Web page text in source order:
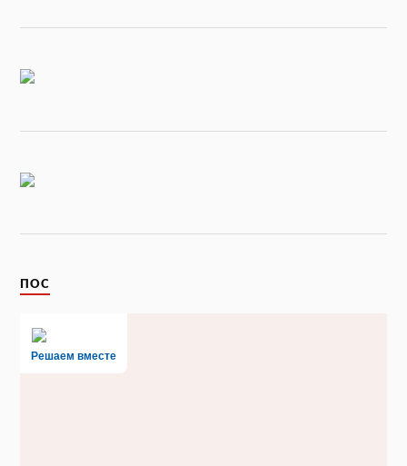
ПОС
Решаем вместе